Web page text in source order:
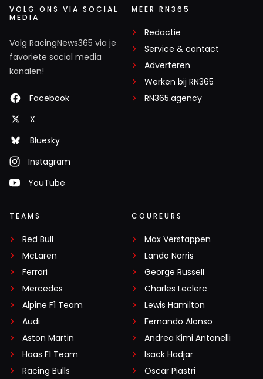
VOLG ONS VIA SOCIAL
MEDIA
Volg RacingNews365 via je
favoriete social media
kanalen!
Facebook
X
Bluesky
Instagram
YouTube
MEER RN365
Redactie
Service & contact
Adverteren
Werken bij RN365
RN365.agency
TEAMS
Red Bull
McLaren
Ferrari
Mercedes
Alpine F1 Team
Audi
Aston Martin
Haas F1 Team
Racing Bulls
COUREURS
Max Verstappen
Lando Norris
George Russell
Charles Leclerc
Lewis Hamilton
Fernando Alonso
Andrea Kimi Antonelli
Isack Hadjar
Oscar Piastri